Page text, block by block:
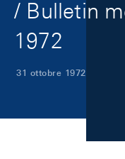
/ Bulletin
1972
31 ottobre 1972